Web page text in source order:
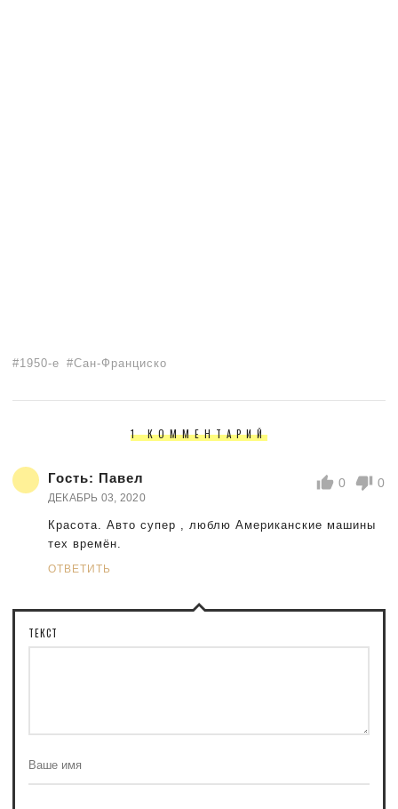
1950-е Сан-Франциско
1 КОММЕНТАРИЙ
Гость: Павел
ДЕКАБРЬ 03, 2020
Красота. Авто супер , люблю Американские машины
тех времён.
0 0
ОТВЕТИТЬ
ТЕКСТ